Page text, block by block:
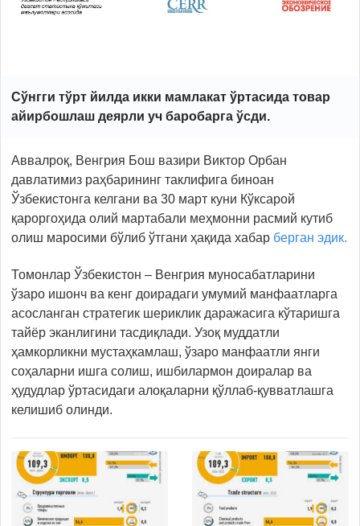
Сўнгги тўрт йилда икки мамлакат ўртасида товар
айирбошлаш деярли уч баробарга ўсди.
Aввалроқ, Венгрия Бош вазири Виктор Орбан
давлатимиз раҳбарининг таклифига биноан
Ўзбекистонга келгани ва 30 март куни Кўксарой
қароргоҳида олий мартабали меҳмонни расмий кутиб
олиш маросими бўлиб ўтгани ҳақида хабар берган эдик.
Томонлар Ўзбекистон – Венгрия муносабатларини
ўзаро ишонч ва кенг доирадаги умумий манфаатларга
асосланган стратегик шериклик даражасига кўтаришга
тайёр эканлигини тасдиқлади. Узоқ муддатли
ҳамкорликни мустаҳкамлаш, ўзаро манфаатли янги
соҳаларни ишга солиш, ишбилармон доиралар ва
ҳудудлар ўртасидаги алоқаларни қўллаб-қувватлашга
келишиб олинди.